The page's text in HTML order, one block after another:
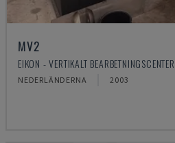
MV2
EIKON - VERTIKALT BEARBETNINGSCENTER
NEDERLÄNDERNA 2003